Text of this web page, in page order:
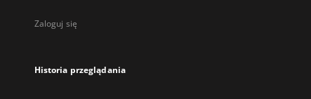
Zaloguj się
Historia przeglądania